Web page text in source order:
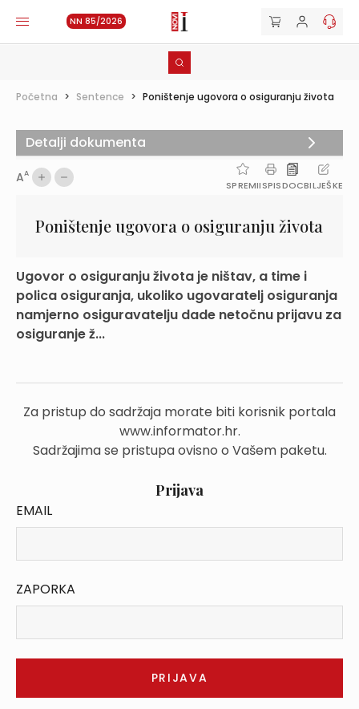
NN 85/2026
Početna > Sentence > Poništenje ugovora o osiguranju života
AA
SPREMIISPISDOCBILJEŠKE
Poništenje ugovora o osiguranju života
Ugovor o osiguranju života je ništav, a time i
polica osiguranja, ukoliko ugovaratelj osiguranja
namjerno osiguravatelju dade netočnu prijavu za
osiguranje ž...
Za pristup do sadržaja morate biti korisnik portala
www.informator.hr.
Sadržajima se pristupa ovisno o Vašem paketu.
Prijava
EMAIL
ZAPORKA
Detalji dokumenta